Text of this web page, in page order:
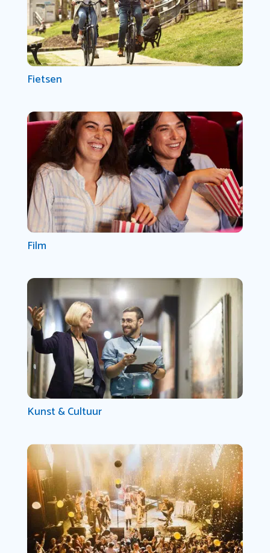
Fietsen
Film
Kunst & Cultuur